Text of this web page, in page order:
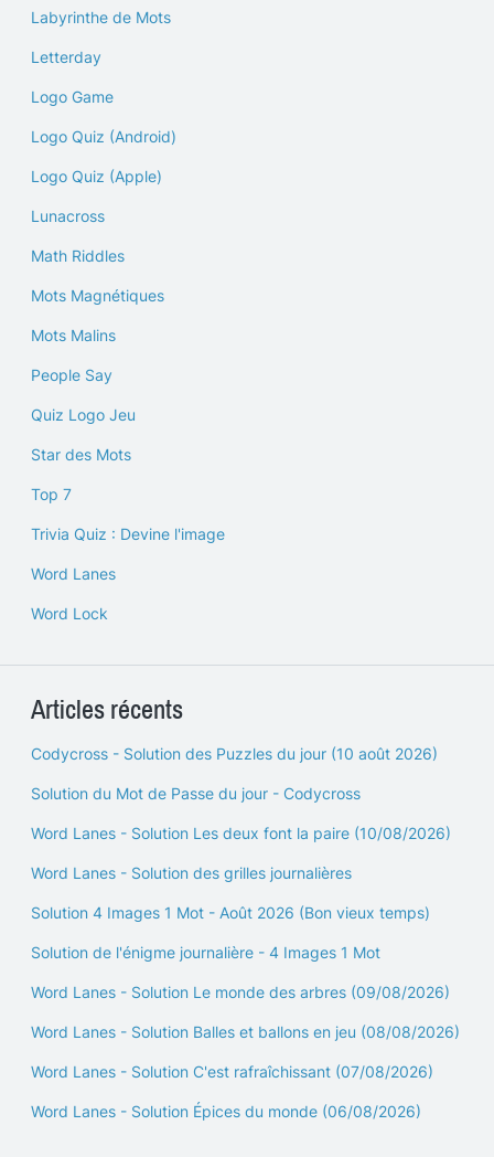
Labyrinthe de Mots
Letterday
Logo Game
Logo Quiz (Android)
Logo Quiz (Apple)
Lunacross
Math Riddles
Mots Magnétiques
Mots Malins
People Say
Quiz Logo Jeu
Star des Mots
Top 7
Trivia Quiz : Devine l'image
Word Lanes
Word Lock
Articles récents
Codycross - Solution des Puzzles du jour (10 août 2026)
Solution du Mot de Passe du jour - Codycross
Word Lanes - Solution Les deux font la paire (10/08/2026)
Word Lanes - Solution des grilles journalières
Solution 4 Images 1 Mot - Août 2026 (Bon vieux temps)
Solution de l'énigme journalière - 4 Images 1 Mot
Word Lanes - Solution Le monde des arbres (09/08/2026)
Word Lanes - Solution Balles et ballons en jeu (08/08/2026)
Word Lanes - Solution C'est rafraîchissant (07/08/2026)
Word Lanes - Solution Épices du monde (06/08/2026)